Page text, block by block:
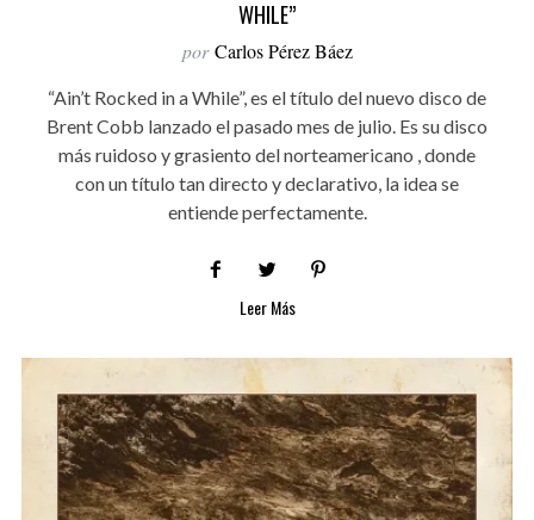
WHILE”
por Carlos Pérez Báez
“Ain’t Rocked in a While”, es el título del nuevo disco de
Brent Cobb lanzado el pasado mes de julio. Es su disco
más ruidoso y grasiento del norteamericano , donde
con un título tan directo y declarativo, la idea se
entiende perfectamente.
Leer Más